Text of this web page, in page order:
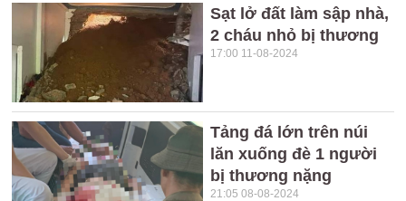
Sạt lở đất làm sập nhà,
2 cháu nhỏ bị thương
17:00 11-08-2024
Tảng đá lớn trên núi
lăn xuống đè 1 người
bị thương nặng
21:05 08-08-2024